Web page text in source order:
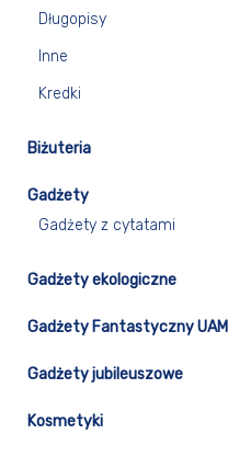
Długopisy
Inne
Kredki
Biżuteria
Gadżety
Gadżety z cytatami
Gadżety ekologiczne
Gadżety Fantastyczny UAM
Gadżety jubileuszowe
Kosmetyki